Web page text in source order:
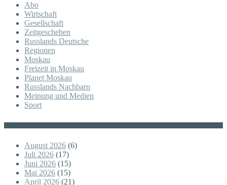
Abo
Wirtschaft
Gesellschaft
Zeitgeschehen
Russlands Deutsche
Regionen
Moskau
Freizeit in Moskau
Planet Moskau
Russlands Nachbarn
Meinung und Medien
Sport
August 2026 (6)
Juli 2026 (17)
Juni 2026 (15)
Mai 2026 (15)
April 2026 (21)